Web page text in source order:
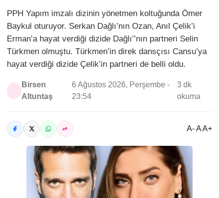
PPH Yapım imzalı dizinin yönetmen koltuğunda Ömer
Baykul oturuyor. Serkan Dağlı’nın Ozan, Anıl Çelik’i
Erman’a hayat verdiği dizide Dağlı’’nın partneri Selin
Türkmen olmuştu. Türkmen’in direk dansçısı Cansu’ya
hayat verdiği dizide Çelik’in partneri de belli oldu.
Birsen
Altuntaş
6 Ağustos 2026, Perşembe -
23:54
3 dk
okuma
A- A A+